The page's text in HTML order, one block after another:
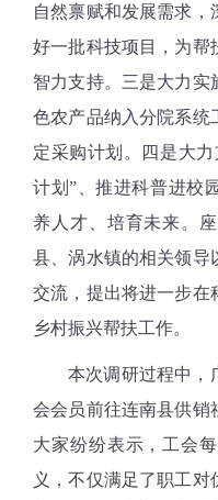
自然禀赋和发展需求
好一批科技项目，为帮
智力支持。三是大力实
色农产品纳入分院系统
定采购计划。四是大
计划”、推进科普进校
养人才、培育未来。
县、涡水镇的相关领导
交流，提出将进一步在
乡村振兴帮扶工作。
本次调研过程中，
会会员前往连南县供销
大家纷纷表示，工会
义，不仅满足了职工